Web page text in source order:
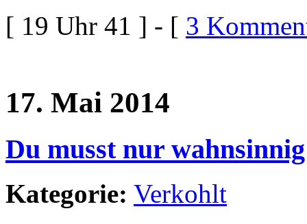
[ 19 Uhr 41 ] - [ 3
17. Mai 2014
Du musst nur
Kategorie: Verkohlt